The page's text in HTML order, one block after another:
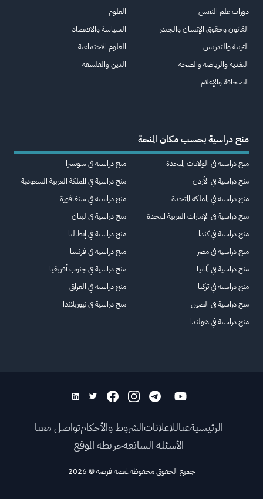
دورات علم النفس
القانون وحقوق الإنسان والجندر
التربية والتدريس
التغذية والرياضة والصحة
الصحافة والإعلام
العلوم
السياسة والاقتصاد
العلوم الاجتماعية
الدين والفلسفة
منح دراسية بحسب مكان المنحة
منح دراسية في الولايات المتحدة
منح دراسية في الأردن
منح دراسية في المملكة المتحدة
منح دراسية في الإمارات العربية المتحدة
منح دراسية في كندا
منح دراسية في مصر
منح دراسية في ألمانيا
منح دراسية في تركيا
منح دراسية في الصين
منح دراسية في هولندا
منح دراسية في سويسرا
منح دراسية في المملكة العربية السعودية
منح دراسية في سنغافورة
منح دراسية في لبنان
منح دراسية في إيطاليا
منح دراسية في فرنسا
منح دراسية في جنوب أفريقيا
منح دراسية في العراق
منح دراسية في نيوزيلاندا
الرئيسيةعناللاعلاناتالشروط والأحكامتواصل معنا
الأسئلة الشائعةخريطة الموقع
جميع الحقوق محفوظة لمنصة فرصة©
2026